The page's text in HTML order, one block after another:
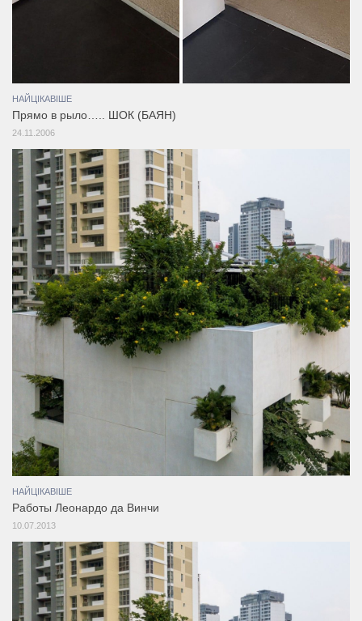
НАЙЦІКАВІШЕ
Прямо в рыло….. ШОК (БАЯН)
24.11.2006
НАЙЦІКАВІШЕ
Работы Леонардо да Винчи
10.07.2013